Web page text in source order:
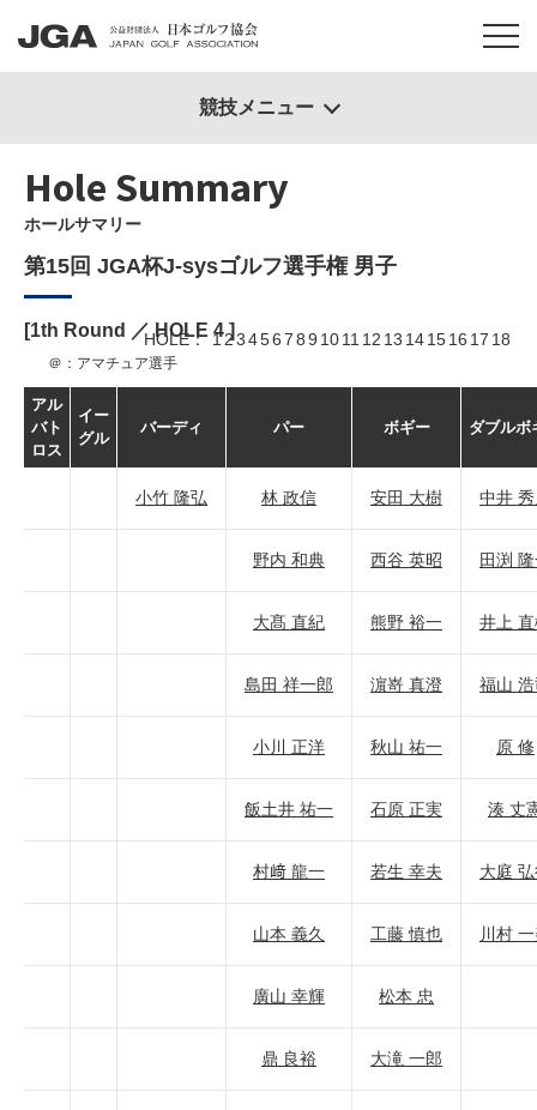
Hole Summary
ホールサマリー
第15回 JGA杯J-sysゴルフ選手権 男子
[1th Round ／ HOLE 4]
HOLE 123456789 1011 12 13 141516 17 18
＠：アマチュア選手
アル
バト
ロス
イー
グル
バーディ パー ボギー ダブルボ
小竹 隆弘 林 政信 安田 大樹 中井
野内 和典 西谷 英昭 田渕
大髙 直紀 熊野 裕一 井上
島田 祥一郎 濵嵜 真澄 福山
小川 正洋 秋山 祐一 原 修
飯土井 祐一 石原 正実 湊 丈
村﨑 龍一 若生 幸夫 大庭
山本 義久 工藤 慎也 川村
廣山 幸輝 松本 忠
鼎 良裕 大滝 一郎
競技メニュー